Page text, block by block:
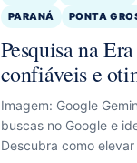
PARANÁ
PONTA
Pesquisa na
confiáveis e
Imagem: Google
buscas no Google e
Descubra como